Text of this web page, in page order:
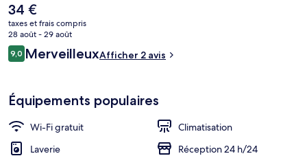
Le
prix
actuel
est
de
34 €
taxes et frais compris
28 août - 29 août
Avis
voyageurs
9,09,0 sur 10
MerveilleuxAfficher 2 avis
Équipements populaires
Wi-Fi gratuit
Climatisation
Laverie
Réception 24 h/24